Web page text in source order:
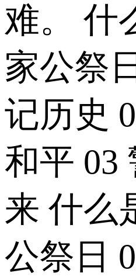
难。 什
家公祭
记历史
和平 03
来 什么
公祭日